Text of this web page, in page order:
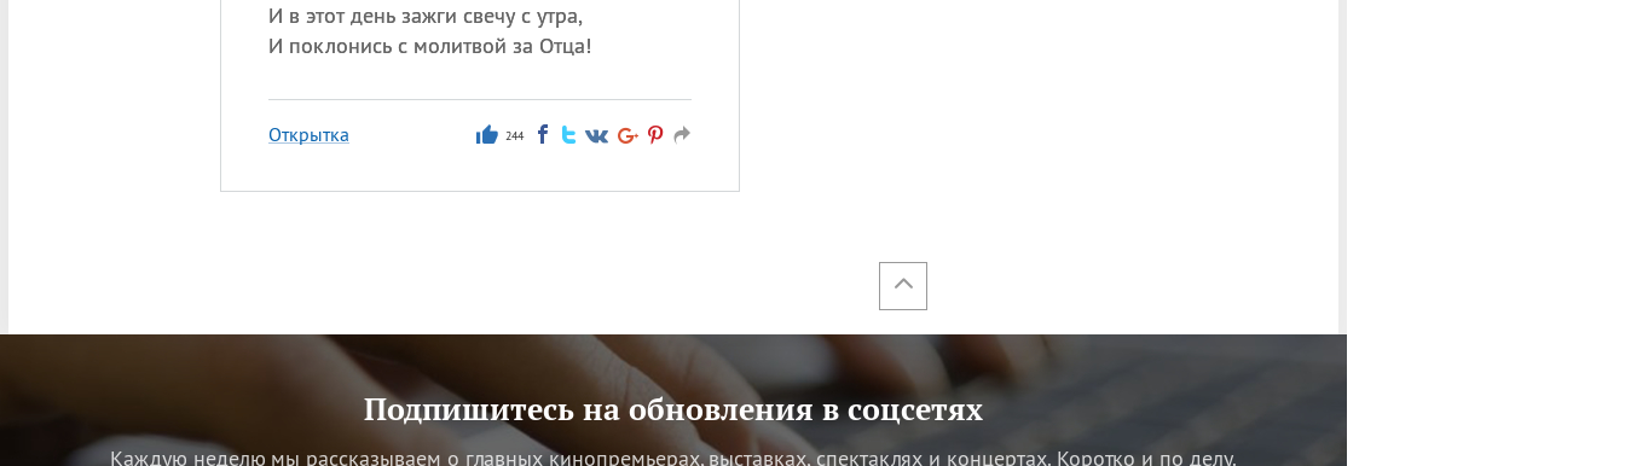
И в этот день зажги свечу с утра,
И поклонись с молитвой за Отца!
Открытка 244
Подпишитесь на обновления в соцсетях
Каждую неделю мы рассказываем о главных кинопремьерах, выставках, спектаклях и концертах. Коротко и по делу.